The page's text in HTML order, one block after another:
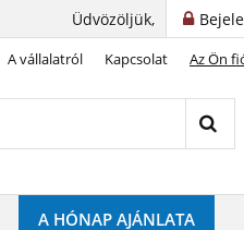
Üdvözöljük,
A vállalatról Kapcsolat Az Ön
A HÓNAP AJÁNLATA